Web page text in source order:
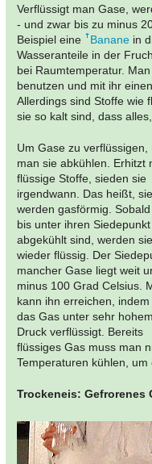
Verflüssigt man Gase,
- und zwar bis zu minus
Beispiel eine
Banane in
Wasseranteile in der
bei Raumtemperatur.
benutzen und mit ihr
Allerdings sind Stoffe wie
sie so kalt sind, dass
Um Gase zu verflüssigen,
man sie abkühlen. Erhitzt
flüssige Stoffe, sieden sie
irgendwann. Das heißt, sie
werden gasförmig.
bis unter ihren Siedepunkt
abgekühlt sind, werden sie
wieder flüssig. Der
mancher Gase liegt weit
minus 100 Grad Celsius.
kann ihn erreichen, indem
das Gas unter sehr hohem
Druck verflüssigt. Bereits
flüssiges Gas muss man
Temperaturen kühlen, um
Trockeneis: Gefrorenes